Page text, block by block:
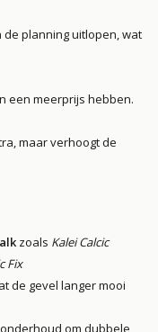
planning uitlopen, wat
een meerprijs hebben.
maar verhoogt de
zoals Kalei Calcic
Fix
de gevel langer mooi
om dubbele